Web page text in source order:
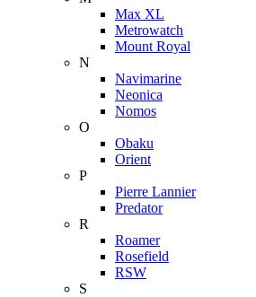
Max XL
Metrowatch
Mount Royal
N
Navimarine
Neonica
Nomos
O
Obaku
Orient
P
Pierre Lannier
Predator
R
Roamer
Rosefield
RSW
S